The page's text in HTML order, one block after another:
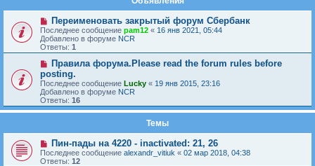
Переименовать закрытый форум Сбербанк
Последнее сообщение pam12 « 16 янв 2021, 05:44
Добавлено в форуме NCR
Ответы: 1
Правила форума.Please read the forum rules before
posting.
Последнее сообщение Lucky « 19 янв 2015, 23:16
Добавлено в форуме NCR
Ответы: 16
Темы
Пин-пады на 4220 - inactivated: 21, 26
Последнее сообщение alexandr_vitiuk « 02 мар 2018, 04:38
Ответы: 12